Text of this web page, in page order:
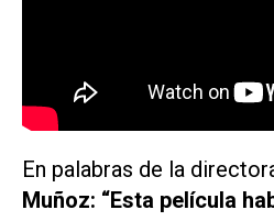
En palabras de la
Muñoz: “Esta película